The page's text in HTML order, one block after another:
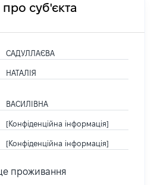
про суб'єкта
САДУЛЛАЄВА
НАТАЛІЯ
ВАСИЛІВНА
[Конфіденційна інформація]
[Конфіденційна інформація]
проживання